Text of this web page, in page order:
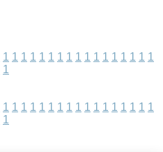
1 1 1 1 1 1 1 1 1 1 1 1 1 1 1 1 1
1
1 1 1 1 1 1 1 1 1 1 1 1 1 1 1 1 1
1